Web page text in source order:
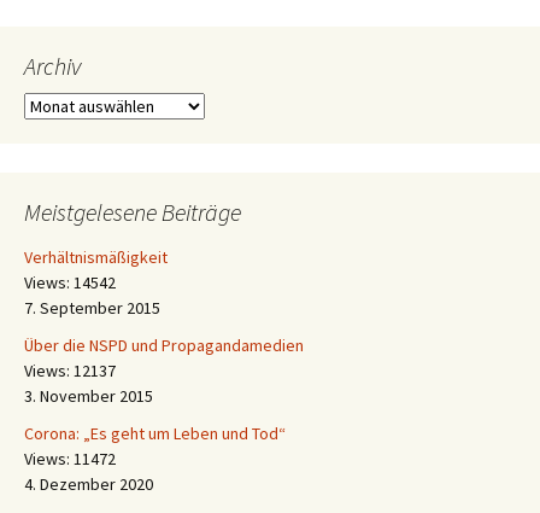
Archiv
Archiv
Meistgelesene Beiträge
Verhältnismäßigkeit
Views: 14542
7. September 2015
Über die NSPD und Propagandamedien
Views: 12137
3. November 2015
Corona: „Es geht um Leben und Tod“
Views: 11472
4. Dezember 2020